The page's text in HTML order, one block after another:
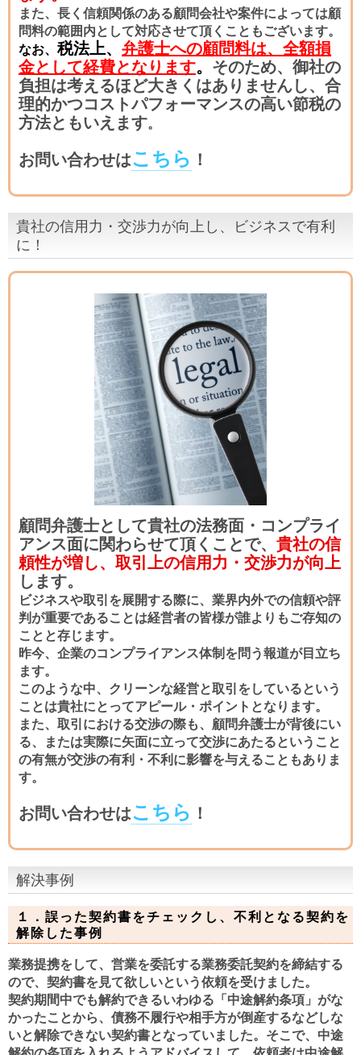
また、長く信頼関係のある顧問会社や案件によっては顧
問料の範囲内として対応させて頂くこともございます。
なお、 税法上、 弁護士への顧問料は、全額損
金として経費となります。 そのため、御社の
負担は考えるほど大きくはありませんし、合
理的かつコストパフォーマンスの高い節税の
方法ともいえます。
お問い合わせはこちら ！
貴社の信用力・交渉力が向上し、ビジネスで有利
に！
顧問弁護士として貴社の法務面・コンプライ
アンス面に関わらせて頂くことで、 貴社の信
頼性が増し、 取引上の信用力・交渉力が向上
します。
ビジネスや取引を展開する際に、業界内外での信頼や評
判が重要であることは経営者の皆様が誰よりもご存知の
ことと存じます。
昨今、企業のコンプライアンス体制を問う報道が目立ち
ます。
このような中、クリーンな経営と取引をしているという
ことは貴社にとってアピール・ポイントとなります。
また、取引における交渉の際も、顧問弁護士が背後にい
る、または実際に矢面に立って交渉にあたるということ
の有無が交渉の有利・不利に影響を与えることもありま
す。
お問い合わせはこちら ！
解決事例
１． 誤った契約書をチェックし、不利となる契約を
解除した事例
業務提携をして、営業を委託する業務委託契約を締結する
ので、契約書を見て欲しいという依頼を受けました。
契約期間中でも解約できるいわゆる「中途解約条項」がな
かったことから、債務不履行や相手方が倒産するなどしな
いと解除できない契約書となっていました。そこで、中途